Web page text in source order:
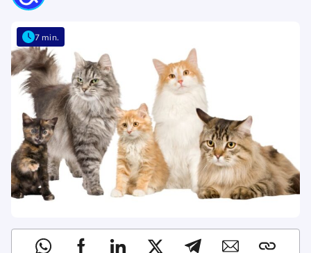
7 min.